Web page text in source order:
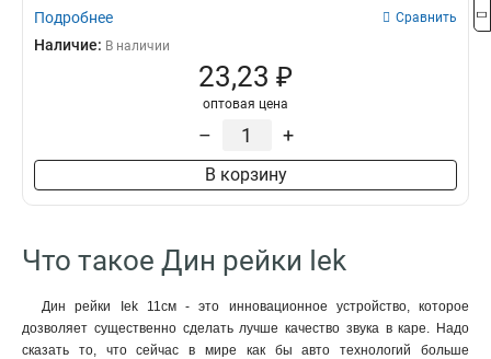
Подробнее Сравнить
Наличие: В наличии
23,23 ₽
оптовая цена
– +
В корзину
Что такое Дин рейки Iek
Дин рейки Iek 11см - это инновационное устройство, которое
дозволяет существенно сделать лучше качество звука в каре. Надо
сказать то, что сейчас в мире как бы авто технологий больше